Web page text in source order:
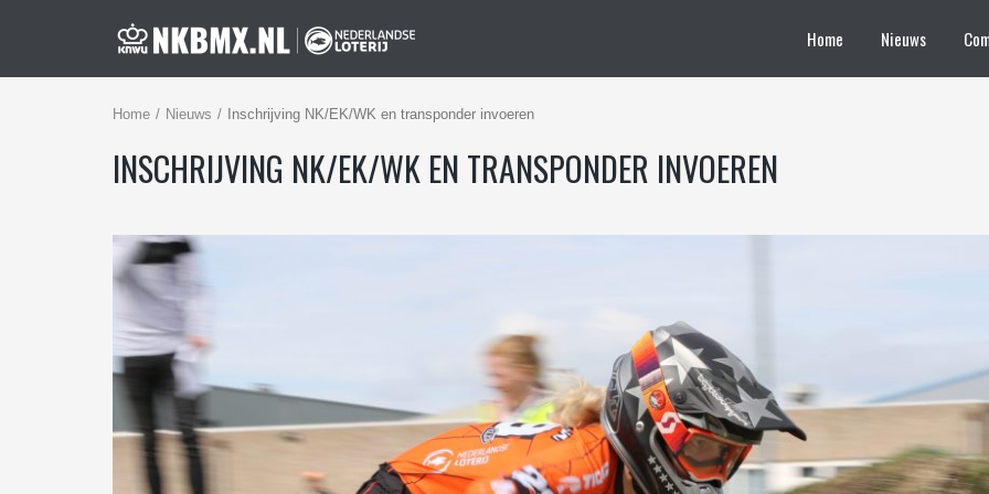
Home Nieuws
Home Nieuws Inschrijving NK/EK/WK en transponder invoeren
INSCHRIJVING NK/EK/WK EN TRANSPONDER INVOEREN